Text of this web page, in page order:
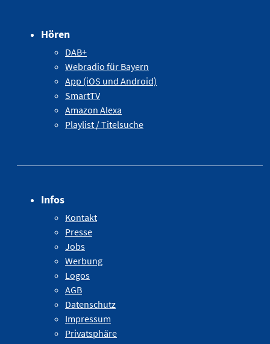
Hören
DAB+
Webradio für Bayern
App (iOS und Android)
SmartTV
Amazon Alexa
Playlist / Titelsuche
Infos
Kontakt
Presse
Jobs
Werbung
Logos
AGB
Datenschutz
Impressum
Privatsphäre